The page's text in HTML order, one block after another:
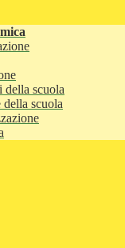
della scuola
della scuola